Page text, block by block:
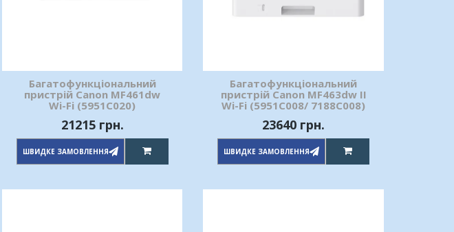
Багатофункціональний
пристрій Canon MF461dw
Wi-Fi (5951C020)
21215 грн.
ШВИДКЕ ЗАМОВЛЕННЯ
Багатофункціональний
пристрій Canon MF463dw II
Wi-Fi (5951C008/ 7188C008)
23640 грн.
ШВИДКЕ ЗАМОВЛЕННЯ